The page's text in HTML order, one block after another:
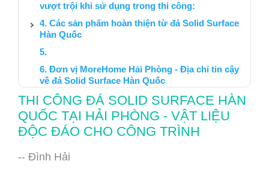
vượt trội khi sử dụng trong thi công:
Các sản phẩm hoàn thiện từ đá Solid Surface
Hàn Quốc
Đơn vị MoreHome Hải Phòng - Địa chỉ tin cậy
về đá Solid Surface Hàn Quốc
THI CÔNG ĐÁ SOLID SURFACE HÀN
QUỐC TẠI HẢI PHÒNG - VẬT LIỆU
ĐỘC ĐÁO CHO CÔNG TRÌNH
-- Đình Hải